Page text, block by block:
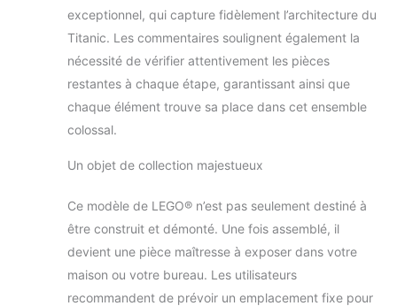
exceptionnel, qui capture fidèlement l’architecture du
Titanic. Les commentaires soulignent également la
nécessité de vérifier attentivement les pièces
restantes à chaque étape, garantissant ainsi que
chaque élément trouve sa place dans cet ensemble
colossal.
Un objet de collection majestueux
Ce modèle de LEGO® n’est pas seulement destiné à
être construit et démonté. Une fois assemblé, il
devient une pièce maîtresse à exposer dans votre
maison ou votre bureau. Les utilisateurs
recommandent de prévoir un emplacement fixe pour